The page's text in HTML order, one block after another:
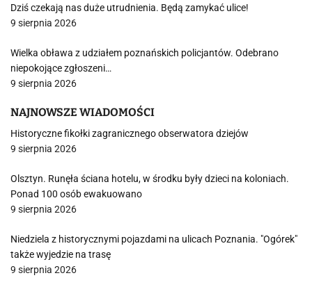
Dziś czekają nas duże utrudnienia. Będą zamykać ulice!
9 sierpnia 2026
Wielka obława z udziałem poznańskich policjantów. Odebrano
niepokojące zgłoszeni…
9 sierpnia 2026
NAJNOWSZE WIADOMOŚCI
Historyczne fikołki zagranicznego obserwatora dziejów
9 sierpnia 2026
Olsztyn. Runęła ściana hotelu, w środku były dzieci na koloniach.
Ponad 100 osób ewakuowano
9 sierpnia 2026
Niedziela z historycznymi pojazdami na ulicach Poznania. "Ogórek"
także wyjedzie na trasę
9 sierpnia 2026